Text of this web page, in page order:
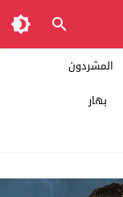
المشردون
بهار